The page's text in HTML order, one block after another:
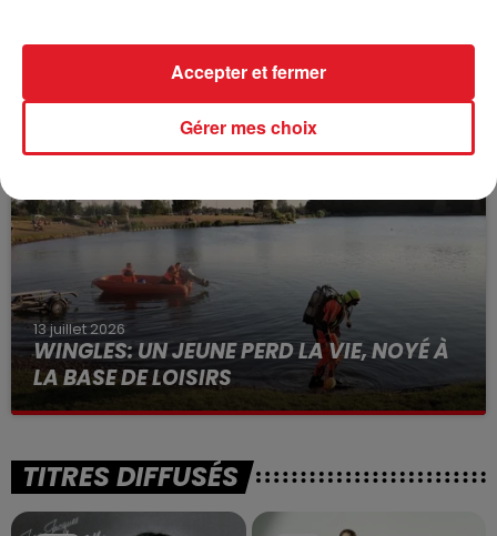
15 juillet 2026
BÉTHUNE: ENQUÊTE POUR HOMICIDE
VOLONTAIRE EN COURS, APRÈS LA...
Selon les premiers éléments, le logement servait
à des prostituées
13 juillet 2026
WINGLES: UN JEUNE PERD LA VIE, NOYÉ À
LA BASE DE LOISIRS
La victime a coulé à pic
TITRES DIFFUSÉS
Gérer mes choix
Accepter et fermer